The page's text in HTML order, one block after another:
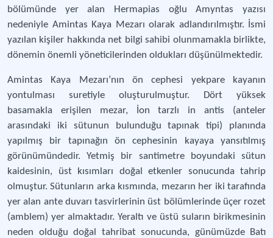
bölümünde yer alan Hermapias oğlu Amyntas yazısı
nedeniyle Amintas Kaya Mezarı olarak adlandırılmıştır. İsmi
yazılan kişiler hakkında net bilgi sahibi olunmamakla birlikte,
dönemin önemli yöneticilerinden oldukları düşünülmektedir.
Amintas Kaya Mezarı’nın ön cephesi yekpare kayanın
yontulması suretiyle oluşturulmuştur. Dört yüksek
basamakla erişilen mezar, İon tarzlı in antis (anteler
arasındaki iki sütunun bulunduğu tapınak tipi) planında
yapılmış bir tapınağın ön cephesinin kayaya yansıtılmış
görünümündedir. Yetmiş bir santimetre boyundaki sütun
kaidesinin, üst kısımları doğal etkenler sonucunda tahrip
olmuştur. Sütunların arka kısmında, mezarın her iki tarafında
yer alan ante duvarı tasvirlerinin üst bölümlerinde üçer rozet
(amblem) yer almaktadır. Yeraltı ve üstü suların birikmesinin
neden olduğu doğal tahribat sonucunda, günümüzde Batı